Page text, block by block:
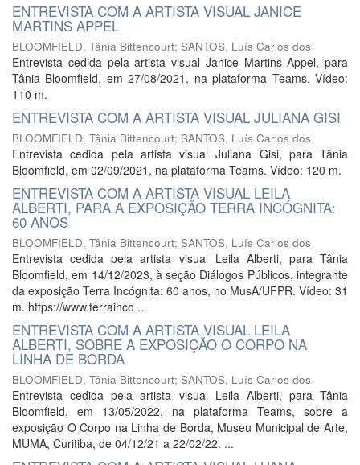
ENTREVISTA COM A ARTISTA VISUAL JANICE
MARTINS APPEL
BLOOMFIELD, Tânia Bittencourt; SANTOS, Luís Carlos dos
Entrevista cedida pela artista visual Janice Martins Appel, para
Tânia Bloomfield, em 27/08/2021, na plataforma Teams. Vídeo:
110 m.
ENTREVISTA COM A ARTISTA VISUAL JULIANA GISI
BLOOMFIELD, Tânia Bittencourt; SANTOS, Luís Carlos dos
Entrevista cedida pela artista visual Juliana Gisi, para Tânia
Bloomfield, em 02/09/2021, na plataforma Teams. Vídeo: 120 m.
ENTREVISTA COM A ARTISTA VISUAL LEILA
ALBERTI, PARA A EXPOSIÇÃO TERRA INCÓGNITA:
60 ANOS
BLOOMFIELD, Tânia Bittencourt; SANTOS, Luís Carlos dos
Entrevista cedida pela artista visual Leila Alberti, para Tânia
Bloomfield, em 14/12/2023, à seção Diálogos Públicos, integrante
da exposição Terra Incógnita: 60 anos, no MusA/UFPR. Vídeo: 31
m. https://www.terrainco ...
ENTREVISTA COM A ARTISTA VISUAL LEILA
ALBERTI, SOBRE A EXPOSIÇÃO O CORPO NA
LINHA DE BORDA
BLOOMFIELD, Tânia Bittencourt; SANTOS, Luís Carlos dos
Entrevista cedida pela artista visual Leila Alberti, para Tânia
Bloomfield, em 13/05/2022, na plataforma Teams, sobre a
exposição O Corpo na Linha de Borda, Museu Municipal de Arte,
MUMA, Curitiba, de 04/12/21 a 22/02/22. ...